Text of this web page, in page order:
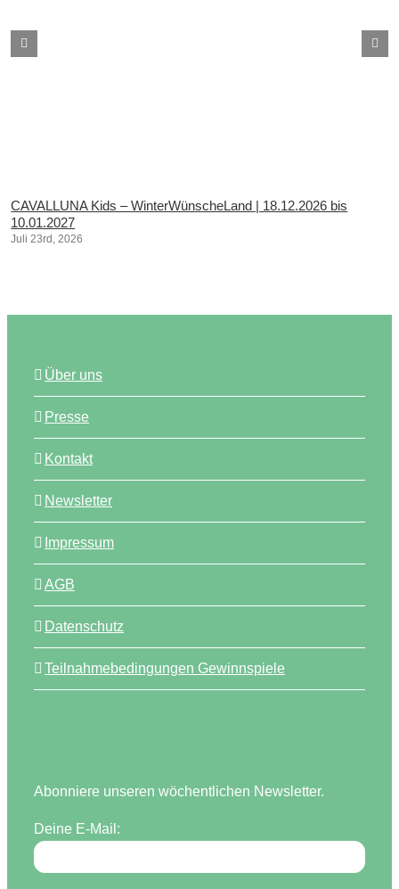
CAVALLUNA Kids – WinterWünscheLand | 18.12.2026 bis
10.01.2027
Juli 23rd, 2026
Über uns
Presse
Kontakt
Newsletter
Impressum
AGB
Datenschutz
Teilnahmebedingungen Gewinnspiele
Abonniere unseren wöchentlichen Newsletter.
Deine E-Mail: